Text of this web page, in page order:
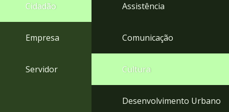
Cidadão
Empresa
Servidor
Assistência
Comunicação
Cultura
Desenvolvimento Urbano